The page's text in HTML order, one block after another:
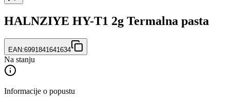
HALNZIYE HY-T1 2g Termalna pasta
EAN:6991841641634
Na stanju
Informacije o popustu